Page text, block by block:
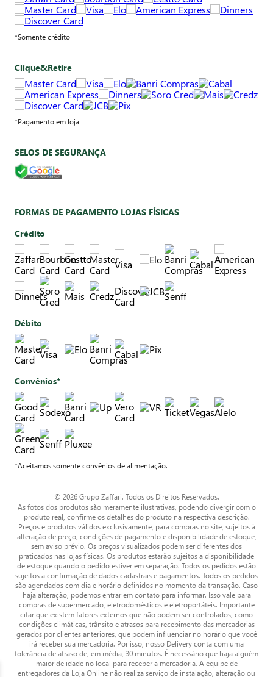
*Somente crédito
Clique&Retire
*Pagamento em loja
SELOS DE SEGURANÇA
FORMAS DE PAGAMENTO LOJAS FÍSICAS
Crédito
Débito
Convênios*
*Aceitamos somente convênios de alimentação.
© 2026 Grupo Zaffari. Todos os Direitos Reservados.
As fotos dos produtos são meramente ilustrativas, podendo divergir com o
produto real, confirme os detalhes do produto na respectiva descrição.
Preços e produtos válidos exclusivamente, para compras no site, sujeitos à
alteração de preço, condições de pagamento e disponibilidade de estoque,
sem aviso prévio. Os preços visualizados podem ser diferentes dos
praticados nas lojas físicas. Os produtos estarão sujeitos a disponibilidade
de estoque quando o pedido estiver em separação. Todos os pedidos estão
sujeitos a confirmação de dados cadastrais e pagamentos. Todos os pedidos
são agendados com dia e horário definidos no momento da transação. Caso
haja alteração, podemos entrar em contato para informar. Isso vale para
compras de supermercado, eletrodomésticos e eletroportáteis. Importante
citar que existem fatores externos que não podem ser controlados, como
condições climáticas, trânsito e atrasos para recebimento das mercadorias
gerados por clientes anteriores, que podem influenciar no horário que você
irá receber sua mercadoria. Por isso, nosso Delivery conta com uma
tolerância de atraso de, em média, 30 minutos. É necessário que haja alguém
maior de idade no local para receber a mercadoria. A equipe de
entregadores da Loja Online não realiza serviço de instalação, alteração ou